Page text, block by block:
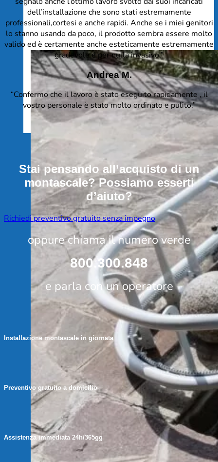
dell’installazione che sono stati estremamente
professionali,cortesi e anche rapidi. Anche se i miei genitori
lo stanno usando da poco, il prodotto sembra essere molto
valido ed è certamente anche esteticamente estremamente
gradevole e per nulla invasivo.”
Andrea M.
“Confermo che il lavoro è stato eseguito rapidamente , il
vostro personale è stato molto ordinato e pulito.”
Stai pensando all’acquisto di un
montascale? Possiamo esserti
d’aiuto?
Richiedi preventivo gratuito senza impegno
oppure chiama il numero verde
800.300.848
e parla con un operatore
Installazione montascale in giornata
Preventivo gratuito a domicilio
Assistenza immediata 24h/365gg